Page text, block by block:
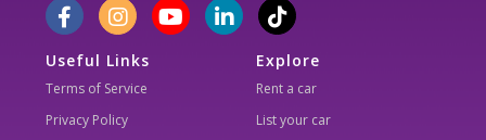
Useful Links
Terms of Service
Privacy Policy
Explore
Rent a car
List your car